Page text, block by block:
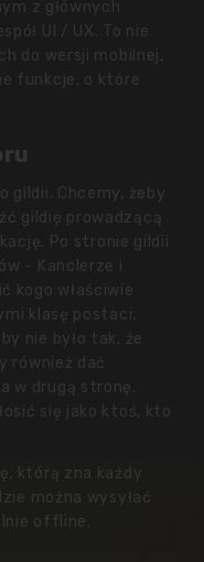
z głównych
UI / UX. To nie
do wersji mobilnej,
funkcje, o które
gildii. Chcemy, żeby
gildię prowadzącą
Po stronie gildii
- Kanclerze i
kogo właściwie
klasę postaci,
nie było tak, że
również dać
w drugą stronę.
się jako ktoś, kto
którą zna każdy
można wysyłać
offline.